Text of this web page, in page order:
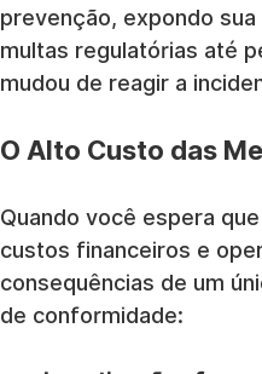
prevenção, expondo
multas regulatórias até
mudou de reagir a
O Alto Custo das
Quando você espera
custos financeiros e
consequências de um
de conformidade: